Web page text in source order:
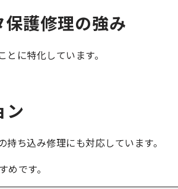
護修理の強み
とに特化しています。
ン
持ち込み修理にも対応しています。
です。